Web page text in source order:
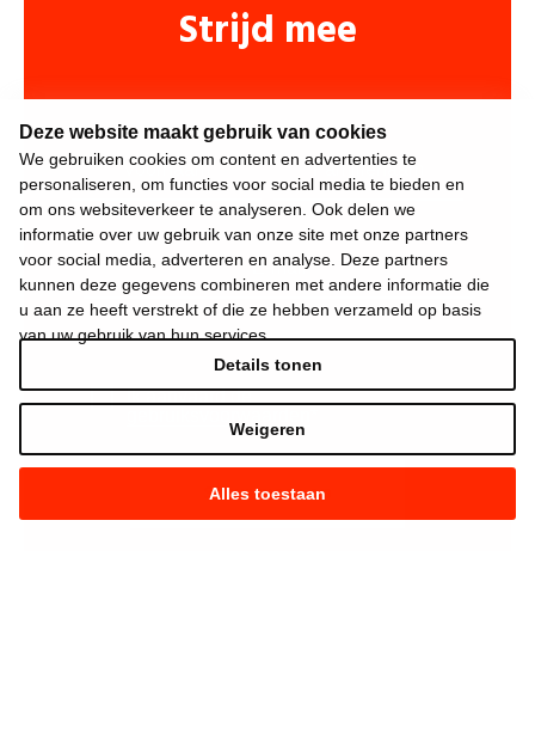
Deze website maakt gebruik van cookies
We gebruiken cookies om content en advertenties te
personaliseren, om functies voor social media te bieden en
om ons websiteverkeer te analyseren. Ook delen we
informatie over uw gebruik van onze site met onze partners
voor social media, adverteren en analyse. Deze partners
kunnen deze gegevens combineren met andere informatie die
u aan ze heeft verstrekt of die ze hebben verzameld op basis
van uw gebruik van hun services.
Alles toestaan
Weigeren
Details tonen
Strijd mee
Ik aanvaard de